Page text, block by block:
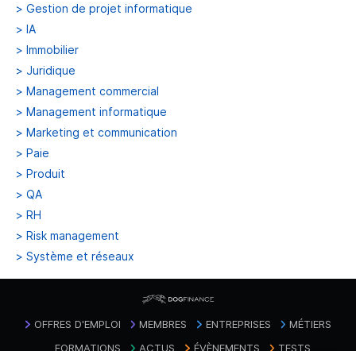
> Gestion de projet informatique
> IA
> Immobilier
> Juridique
> Management commercial
> Management informatique
> Marketing et communication
> Paie
> Produit
> QA
> RH
> Risk management
> Système et réseaux
OFFRES D'EMPLOI MEMBRES ENTREPRISES
MÉTIERS
FORMATIONS
ACTUS ÉVÈNEMENTS TESTS